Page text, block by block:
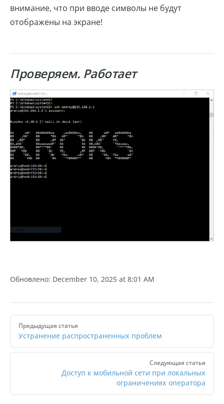
внимание, что при вводе символы не будут
отображены на экране!
Проверяем. Работает
Обновлено: December 10, 2025 at 8:01 AM
PagerПредыдущая статья
Устранение распространенных проблем
Следующая статья
Доступ к мобильной сети при локальных
ограничениях оператора